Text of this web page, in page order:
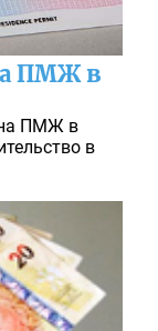
ПМЖ в
на ПМЖ в
в